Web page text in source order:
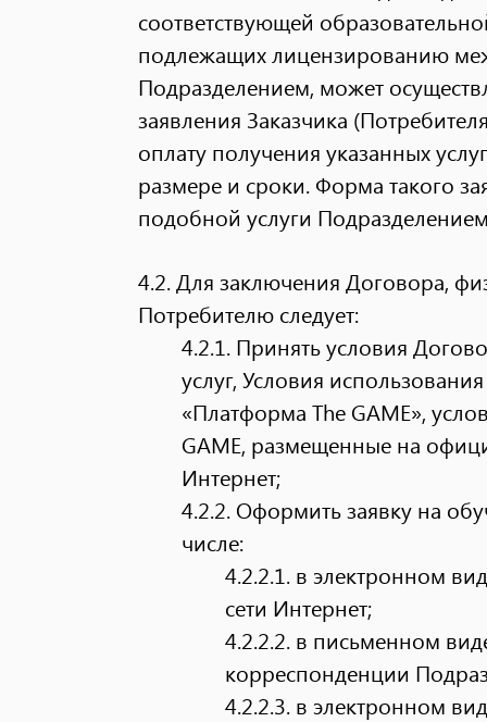
соответствующей
подлежащих лицензированию
Подразделением, может
заявления Заказчика
оплату получения указанных
размере и сроки. Форма такого
подобной услуги
4.2. Для заключения Договора,
Потребителю следует:
4.2.1. Принять условия
услуг, Условия
«Платформа The GAME»,
GAME, размещенные на
Интернет;
4.2.2. Оформить заявку на
числе:
4.2.2.1. в электронном
сети Интернет;
4.2.2.2. в письменном
корреспонденции
4.2.2.3. в электронном